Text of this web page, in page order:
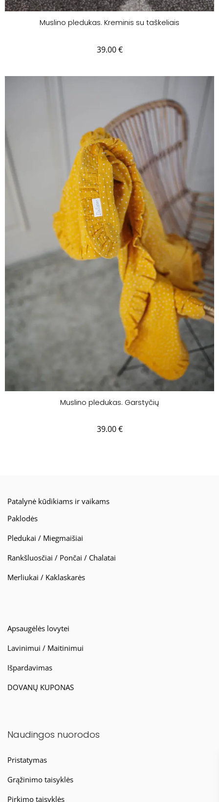
Muslino pledukas. Kreminis su taškeliais
39.00€
Muslino pledukas. Garstyčių
39.00€
Patalynė kūdikiams ir vaikams
Paklodės
Pledukai / Miegmaišiai
Rankšluosčiai / Pončai / Chalatai
Merliukai / Kaklaskarės
Apsaugėlės lovytei
Lavinimui / Maitinimui
Išpardavimas
DOVANŲ KUPONAS
Naudingos nuorodos
Pristatymas
Grąžinimo taisyklės
Pirkimo taisyklės